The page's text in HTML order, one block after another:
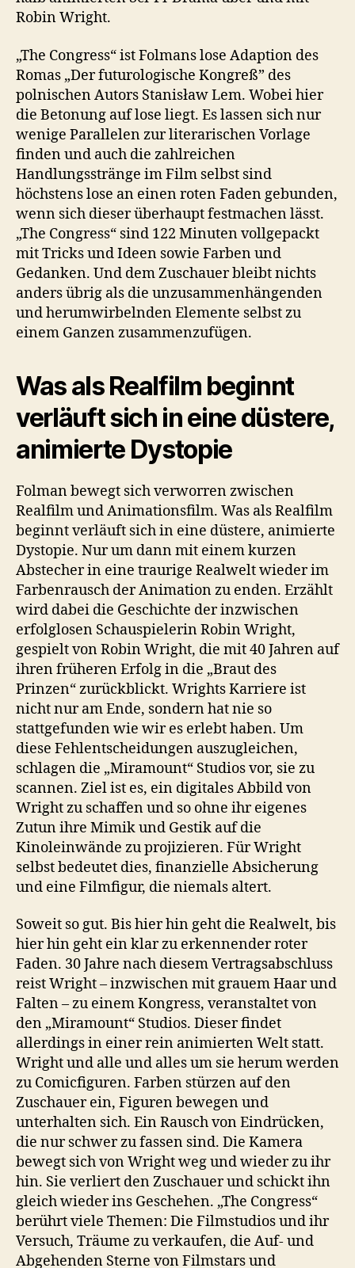
Robin Wright.
„The Congress“ ist Folmans lose Adaption des
Romas „Der futurologische Kongreß” des
polnischen Autors Stanisław Lem. Wobei hier
die Betonung auf lose liegt. Es lassen sich nur
wenige Parallelen zur literarischen Vorlage
finden und auch die zahlreichen
Handlungsstränge im Film selbst sind
höchstens lose an einen roten Faden gebunden,
wenn sich dieser überhaupt festmachen lässt.
„The Congress“ sind 122 Minuten vollgepackt
mit Tricks und Ideen sowie Farben und
Gedanken. Und dem Zuschauer bleibt nichts
anders übrig als die unzusammenhängenden
und herumwirbelnden Elemente selbst zu
einem Ganzen zusammenzufügen.
Was als Realfilm beginnt
verläuft sich in eine düstere,
animierte Dystopie
Folman bewegt sich verworren zwischen
Realfilm und Animationsfilm. Was als Realfilm
beginnt verläuft sich in eine düstere, animierte
Dystopie. Nur um dann mit einem kurzen
Abstecher in eine traurige Realwelt wieder im
Farbenrausch der Animation zu enden. Erzählt
wird dabei die Geschichte der inzwischen
erfolglosen Schauspielerin Robin Wright,
gespielt von Robin Wright, die mit 40 Jahren auf
ihren früheren Erfolg in die „Braut des
Prinzen“ zurückblickt. Wrights Karriere ist
nicht nur am Ende, sondern hat nie so
stattgefunden wie wir es erlebt haben. Um
diese Fehlentscheidungen auszugleichen,
schlagen die „Miramount“ Studios vor, sie zu
scannen. Ziel ist es, ein digitales Abbild von
Wright zu schaffen und so ohne ihr eigenes
Zutun ihre Mimik und Gestik auf die
Kinoleinwände zu projizieren. Für Wright
selbst bedeutet dies, finanzielle Absicherung
und eine Filmfigur, die niemals altert.
Soweit so gut. Bis hier hin geht die Realwelt, bis
hier hin geht ein klar zu erkennender roter
Faden. 30 Jahre nach diesem Vertragsabschluss
reist Wright – inzwischen mit grauem Haar und
Falten – zu einem Kongress, veranstaltet von
den „Miramount“ Studios. Dieser findet
allerdings in einer rein animierten Welt statt.
Wright und alle und alles um sie herum werden
zu Comicfiguren. Farben stürzen auf den
Zuschauer ein, Figuren bewegen und
unterhalten sich. Ein Rausch von Eindrücken,
die nur schwer zu fassen sind. Die Kamera
bewegt sich von Wright weg und wieder zu ihr
hin. Sie verliert den Zuschauer und schickt ihn
gleich wieder ins Geschehen. „The Congress“
berührt viele Themen: Die Filmstudios und ihr
Versuch, Träume zu verkaufen, die Auf- und
Abgehenden Sterne von Filmstars und